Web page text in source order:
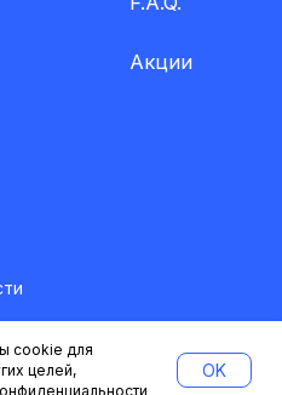
cookie для
целей,
OK